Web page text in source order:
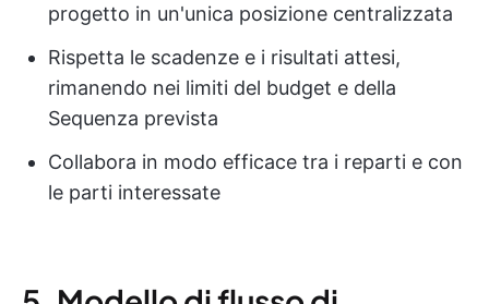
progetto in un'unica posizione centralizzata
Rispetta le scadenze e i risultati attesi,
rimanendo nei limiti del budget e della
Sequenza prevista
Collabora in modo efficace tra i reparti e con
le parti interessate